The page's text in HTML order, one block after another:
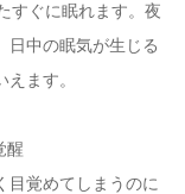
すぐに眠れます。夜
日中の眠気が生じる
ます。
醒
目覚めてしまうのに